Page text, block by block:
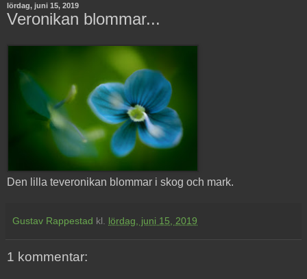
lördag, juni 15, 2019
Veronikan blommar...
Den lilla teveronikan blommar i skog och mark.
Gustav Rappestad kl. lördag, juni 15, 2019
1 kommentar: